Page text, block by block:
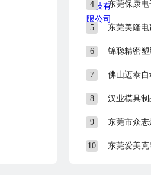
4 东莞保康电
5 东莞美隆电
6 锦聪精密塑
7 佛山迈泰自
8 汉业模具制
9 东莞市众志
10 东莞爱美克